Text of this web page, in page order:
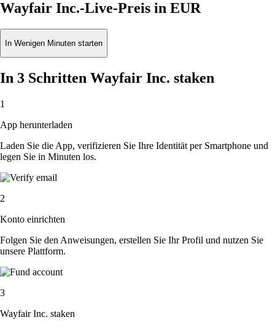
Wayfair Inc.-Live-Preis in EUR
In Wenigen Minuten starten
In 3 Schritten Wayfair Inc. staken
1
App herunterladen
Laden Sie die App, verifizieren Sie Ihre Identität per Smartphone und
legen Sie in Minuten los.
2
Konto einrichten
Folgen Sie den Anweisungen, erstellen Sie Ihr Profil und nutzen Sie
unsere Plattform.
3
Wayfair Inc. staken